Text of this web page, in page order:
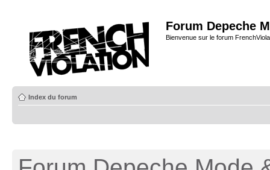
Forum Depeche
Bienvenue sur le forum
Index du forum